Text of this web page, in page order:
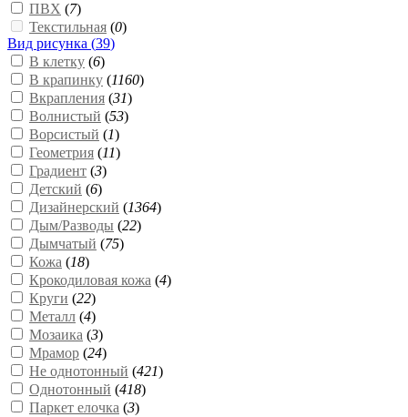
ПВХ (7)
Текстильная (0)
Вид рисунка (39)
В клетку (6)
В крапинку (1160)
Вкрапления (31)
Волнистый (53)
Ворсистый (1)
Геометрия (11)
Градиент (3)
Детский (6)
Дизайнерский (1364)
Дым/Разводы (22)
Дымчатый (75)
Кожа (18)
Крокодиловая кожа (4)
Круги (22)
Металл (4)
Мозаика (3)
Мрамор (24)
Не однотонный (421)
Однотонный (418)
Паркет елочка (3)